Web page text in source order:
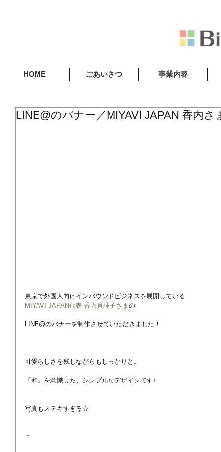
HOME ごあいさつ 事業内容
LINE@のバナー／MIYAVI JAPAN 香内さ
東京で外国人向けインバウンドビジネスを展開している
MIYAVI JAPAN代表 香内真理子さま の
LINE@のバナーを制作させていただきました！
可愛らしさを残しながらもしっかりと。
「和」を意識した、シンプルなデザインです♪
写真もステキすぎる☆
＊